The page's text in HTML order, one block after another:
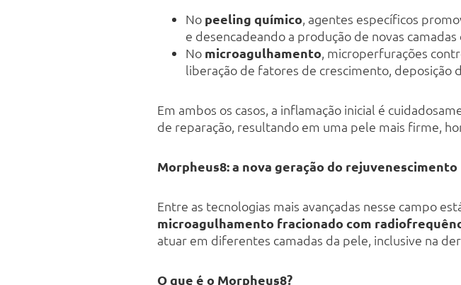
No peeling químico , agentes específicos
e desencadeando a produção de novas
No microagulhamento , microperfurações
liberação de fatores de crescimento, deposição
Em ambos os casos, a inflamação inicial é
de reparação, resultando em uma pele mais firme,
Morpheus8: a nova geração do rejuvenescimento
Entre as tecnologias mais avançadas nesse campo
microagulhamento fracionado com
atuar em diferentes camadas da pele, inclusive na
O que é o Morpheus8?